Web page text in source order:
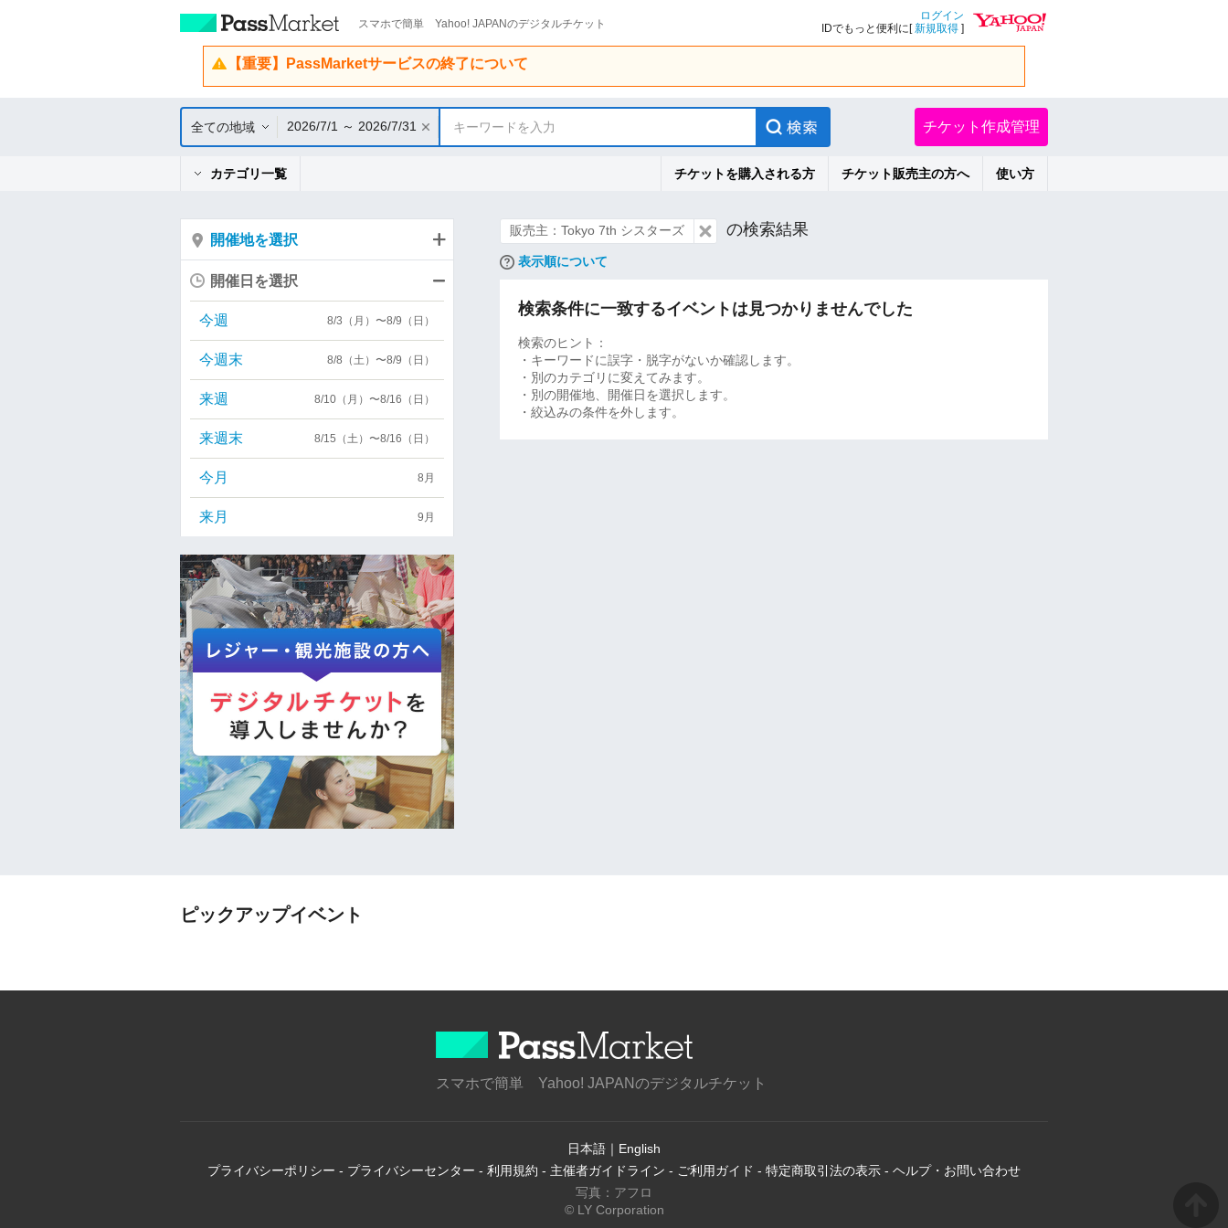
スマホで簡単 Yahoo! JAPANのデジタルチケット
ログイン
IDでもっと便利に[新規取得 ]
【重要】PassMarketサービスの終了について
全ての地域 2026/7/1 ～ 2026/7/31 キーワードを入力 チケット作成管理
カテゴリ一覧 チケットを購入される方 チケット販売主の方へ 使い方
販売主：Tokyo 7th シスターズ の検索結果
表示順について
検索条件に一致するイベントは見つかりませんでした
検索のヒント：
・キーワードに誤字・脱字がないか確認します。
・別のカテゴリに変えてみます。
・別の開催地、開催日を選択します。
・絞込みの条件を外します。
開催地を選択
開催日を選択
今週 8/3（月）〜8/9（日）
今週末 8/8（土）〜8/9（日）
来週 8/10（月）〜8/16（日）
来週末 8/15（土）〜8/16（日）
今月 8月
来月 9月
ピックアップイベント
スマホで簡単 Yahoo! JAPANのデジタルチケット
日本語 ｜ English
プライバシーポリシー - プライバシーセンター - 利用規約 - 主催者ガイドライン - ご利用ガイド - 特定商取引法の表示 - ヘルプ・お問い合わせ
写真：アフロ
© LY Corporation